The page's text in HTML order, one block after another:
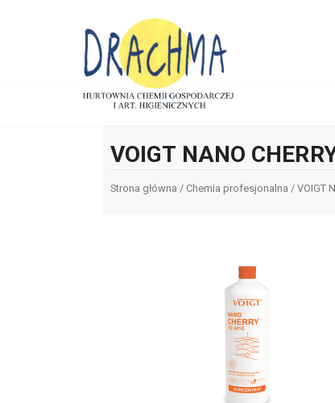
VOIGT NANO
Strona główna / Chemia profesjonalna / VOIGT